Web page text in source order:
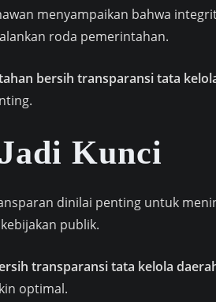
menyampaikan bahwa
roda pemerintahan.
bersih transparansi tata
Kunci
dinilai penting untuk
publik.
transparansi tata kelola
optimal.